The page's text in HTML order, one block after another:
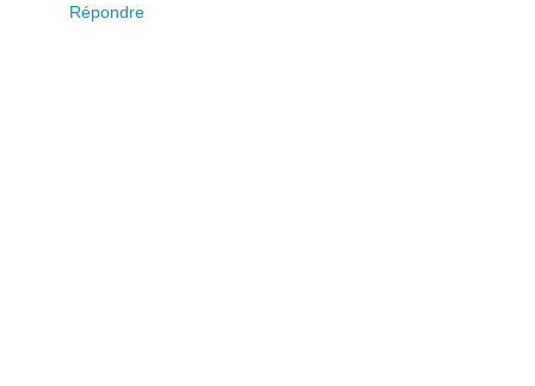
Répondre